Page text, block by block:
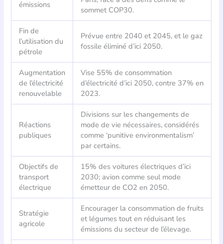
émissions
sommet COP30.
Fin de
l’utilisation du
pétrole
Prévue entre 2040 et 2045, et le gaz
fossile éliminé d’ici 2050.
Augmentation
de l’électricité
renouvelable
Vise 55% de consommation
d’électricité d’ici 2050, contre 37% en
2023.
Réactions
publiques
Divisions sur les changements de
mode de vie nécessaires, considérés
comme ‘punitive environmentalism’
par certains.
Objectifs de
transport
électrique
15% des voitures électriques d’ici
2030; avion comme seul mode
émetteur de CO2 en 2050.
Stratégie
agricole
Encourager la consommation de fruits
et légumes tout en réduisant les
émissions du secteur de l’élevage.